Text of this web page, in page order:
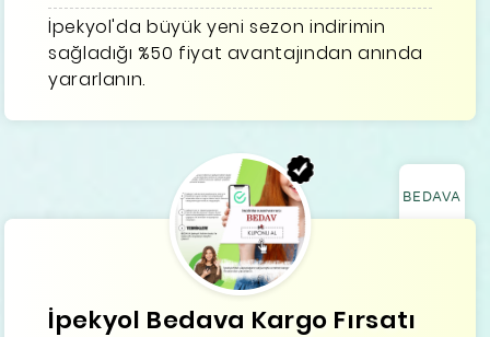
İpekyol'da büyük yeni sezon indirimin
sağladığı %50 fiyat avantajından anında
yararlanın.
BEDAVA
İpekyol Bedava Kargo Fırsatı